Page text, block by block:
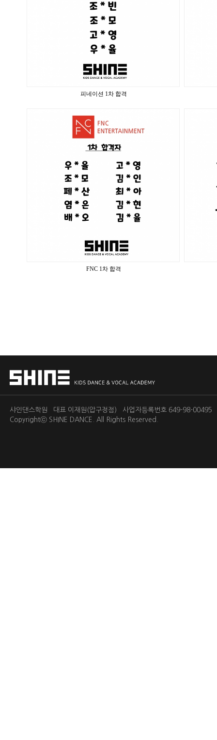
피네이션 1차 합격
FNC 1차 합격
샤인댄스학원 대표 이재원(압구정점) 사업자등록번호 649-98-
Copyrightⓒ SHINE DANCE. All Rights Reserved.